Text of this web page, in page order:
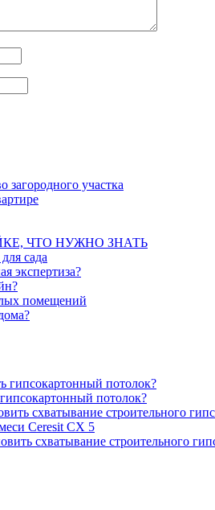
загородного участка
ЧТО НУЖНО ЗНАТЬ
сада
экспертиза?
помещений
гипсокартонный потолок?
потолок?
схватывание строительного
Ceresit СХ 5
схватывание строительного